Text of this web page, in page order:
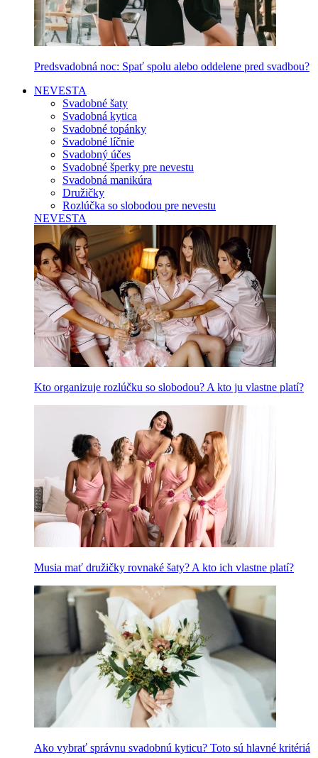
Predsvadobná noc: Spať spolu alebo oddelene pred svadbou?
NEVESTA
Svadobné šaty
Svadobná kytica
Svadobné topánky
Svadobné líčnie
Svadobný účes
Svadobné šperky pre nevestu
Svadobná manikúra
Družičky
Rozlúčka so slobodou pre nevestu
NEVESTA
Kto organizuje rozlúčku so slobodou? A kto ju vlastne platí?
Musia mať družičky rovnaké šaty? A kto ich vlastne platí?
Ako vybrať správnu svadobnú kyticu? Toto sú hlavné kritériá